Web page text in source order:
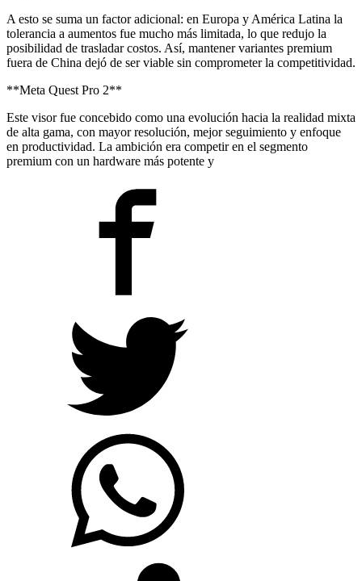
A esto se suma un factor adicional: en Europa y América Latina la
tolerancia a aumentos fue mucho más limitada, lo que redujo la
posibilidad de trasladar costos. Así, mantener variantes premium
fuera de China dejó de ser viable sin comprometer la competitividad.
**Meta Quest Pro 2**
Este visor fue concebido como una evolución hacia la realidad mixta
de alta gama, con mayor resolución, mejor seguimiento y enfoque
en productividad. La ambición era competir en el segmento
premium con un hardware más potente y